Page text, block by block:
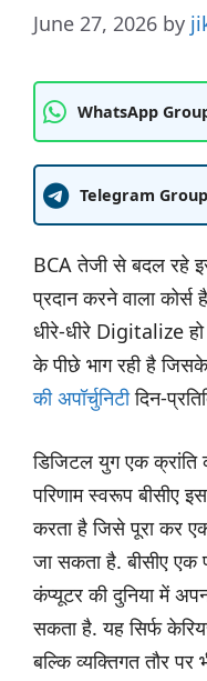
June 27, 2026 by
WhatsApp
Telegram Group
BCA तेजी से बदल रहे
प्रदान करने वाला कोर्स
धीरे-धीरे Digitalize
के पीछे भाग रही है
की अपॉर्चुनिटीदिन-
डिजिटल युग एक क्रांति
परिणाम स्वरूप बीसीए
करता है जिसे पूरा कर
जा सकता है. बीसीए एक
कंप्यूटर की दुनिया में
सकता है. यह सिर्फ
बल्कि व्यक्तिगत तौर पर